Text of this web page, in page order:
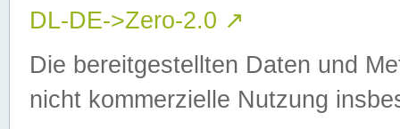
DL-DE->Zero-2.0 ↗
Die bereitgestellten Daten und
nicht kommerzielle Nutzung